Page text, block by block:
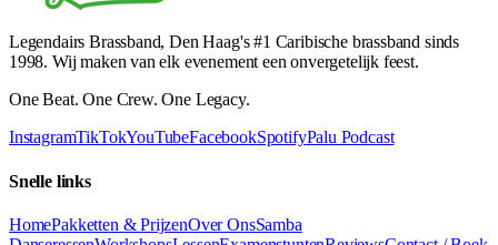
Legendairs Brassband, Den Haag's #1 Caribische brassband sinds
1998. Wij maken van elk evenement een onvergetelijk feest.
One Beat. One Crew. One Legacy.
InstagramTikTokYouTubeFacebookSpotifyPalu Podcast
Snelle links
HomePakketten & PrijzenOver OnsSamba